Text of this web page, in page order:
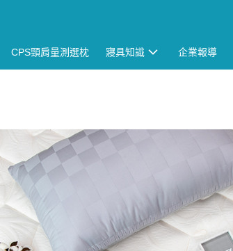
CPS頸肩量測選枕 寢具知識 企業報導